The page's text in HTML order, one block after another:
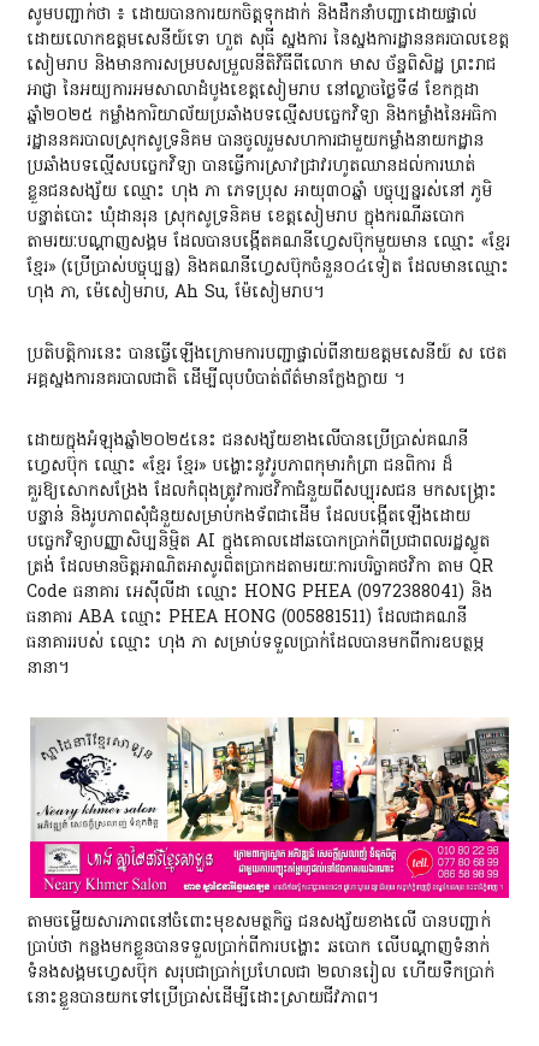
សូមបញ្ជាក់ថា ៖ ដោយបានការយកចិត្តទុកដាក់ និងដឹកនាំបញ្ជាដោយផ្ទាល់
ដោយលោកឧត្តមសេនីយ៍ទោ ហួត សុធី ស្នងការ នៃស្នងការដ្ឋាននគរបាលខេត្ត
សៀមរាប និងមានការសម្របសម្រួលនីតិវិធីពីលោក មាស ច័ន្ទពិសិដ្ឋ ព្រះរាជ
អាជ្ញា នៃអយ្យការអមសាលាដំបូងខេត្តសៀមរាប នៅល្ងាចថ្ងៃទី៨ ខែកក្កដា
ឆ្នាំ២០២៥ កម្លាំងការិយាល័យប្រឆាំងបទល្មើសបច្ចេកវិទ្យា និងកម្លាំងនៃអធិកា
រដ្ឋាននគរបាលស្រុកសូទ្រនិគម បានចូលរួមសហការជាមួយកម្លាំងនាយកដ្ឋាន
ប្រឆាំងបទល្មើសបច្ចេកវិទ្យា បានធ្វើការស្រាវជ្រាវរហូតឈានដល់ការឃាត់
ខ្លួនជនសង្ស័យ ឈ្មោះ ហុង ភា ភេទប្រុស អាយុ៣០ឆ្នាំ បច្ចុប្បន្នរស់នៅ ភូមិ
បន្ទាត់បោះ ឃុំដានរុន ស្រុកសូទ្រនិគម ខេត្តសៀមរាប ក្នុងករណីឆបោក
តាមរយៈបណ្តាញសង្គម ដែលបានបង្កើតគណនីហ្វេសប៊ុកមួយមាន ឈ្មោះ «ខ្មែរ
ខ្មែរ» (ប្រើប្រាស់បច្ចុប្បន្ន) និងគណនីហ្វេសប៊ុកចំនួន០៤ទៀត ដែលមានឈ្មោះ
ហុង ភា, ម៉េសៀមរាប, Ah Su, ម៉ែសៀមរាប។
ប្រតិបត្តិការនេះ បានធ្វើឡើងក្រោមការបញ្ជាផ្ទាល់ពីនាយឧត្តមសេនីយ៍ ស ថេត
អគ្គស្នងការនគរបាលជាតិ ដើម្បីលុបបំបាត់ព័ត៌មានក្លែងក្លាយ ។
ដោយក្នុងអំឡុងឆ្នាំ២០២៥នេះ ជនសង្ស័យខាងលើបានប្រើប្រាស់គណនី
ហ្វេសប៊ុក ឈ្មោះ «ខ្មែរ ខ្មែរ» បង្ហោះនូវរូបភាពកុមារកំព្រា ជនពិការ ដ៏
គួរឱ្យសោកសង្រែង ដែលកំពុងត្រូវការថវិកាជំនួយពីសប្បុរសជន មកសង្គ្រោះ
បន្ទាន់ និងរូបភាពសុំជំនួយសម្រាប់កងទ័ពជាដើម ដែលបង្កើតឡើងដោយ
បច្ចេកវិទ្យាបញ្ញាសិប្បនិម្មិត AI ក្នុងគោលដៅឆបោកប្រាក់ពីប្រជាពលរដ្ឋស្លូត
ត្រង់ ដែលមានចិត្តអាណិតអាសូរពិតប្រាកដតាមរយៈការបរិច្ចាគថវិកា តាម QR
Code ធនាគារ អេសុីលីដា ឈ្មោះ HONG PHEA (0972388041) និង
ធនាគារ ABA ឈ្មោះ PHEA HONG (005881511) ដែលជាគណនី
ធនាគាររបស់ ឈ្មោះ ហុង ភា សម្រាប់ទទួលប្រាក់ដែលបានមកពីការឧបត្ថម្ភ
នានា។
តាមចម្លើយសារភាពនៅចំពោះមុខសមត្ថកិច្ច ជនសង្ស័យខាងលើ បានបញ្ជាក់
ប្រាប់ថា កន្លងមកខ្លួនបានទទួលប្រាក់ពីការបង្ហោះ ឆបោក លើបណ្តាញទំនាក់
ទំនងសង្គមហ្វេសប៊ុក សរុបជាប្រាក់ប្រហែលជា ២លានរៀល ហើយទឹកប្រាក់
នោះខ្លួនបានយកទៅប្រើប្រាស់ដើម្បីដោះស្រាយជីវភាព។